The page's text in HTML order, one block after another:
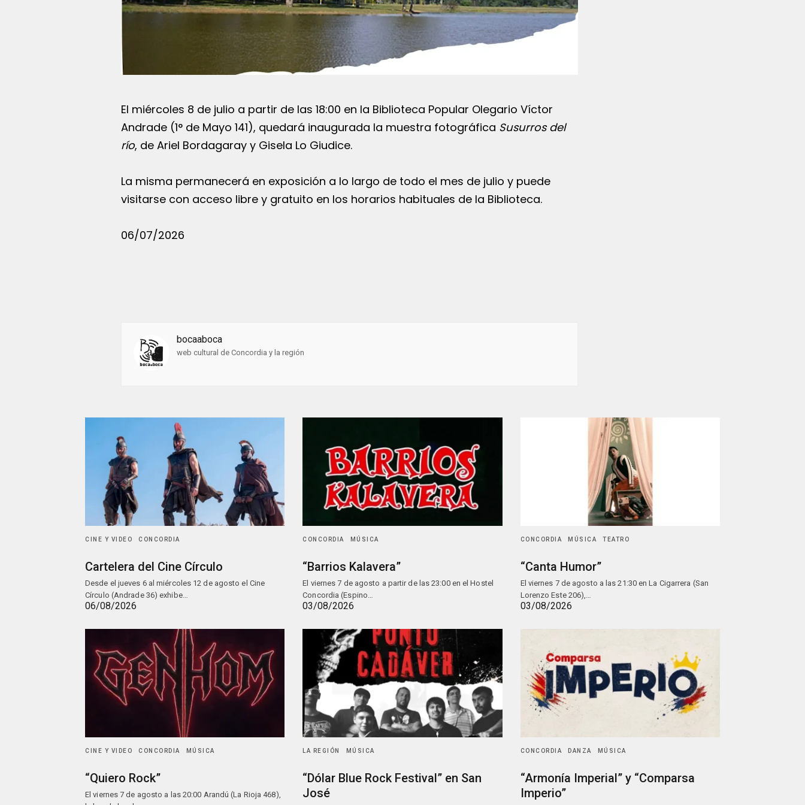
El miércoles 8 de julio a partir de las 18:00 en la Biblioteca Popular Olegario Víctor
Andrade (1° de Mayo 141), quedará inaugurada la muestra fotográfica Susurros del
río, de Ariel Bordagaray y Gisela Lo Giudice.
La misma permanecerá en exposición a lo largo de todo el mes de julio y puede
visitarse con acceso libre y gratuito en los horarios habituales de la Biblioteca.
06/07/2026
bocaaboca
web cultural de Concordia y la región
CINE Y VIDEO CONCORDIA
Cartelera del Cine Círculo
Desde el jueves 6 al miércoles 12 de agosto el Cine
Círculo (Andrade 36) exhibe…
06/08/2026
CONCORDIA MÚSICA
“Barrios Kalavera”
El viernes 7 de agosto a partir de las 23:00 en el Hostel
Concordia (Espino…
03/08/2026
CONCORDIA MÚSICA TEATRO
“Canta Humor”
El viernes 7 de agosto a las 21:30 en La Cigarrera (San
Lorenzo Este 206),…
03/08/2026
CINE Y VIDEO CONCORDIA MÚSICA
“Quiero Rock”
El viernes 7 de agosto a las 20:00 Arandú (La Rioja 468),
LA REGIÓN MÚSICA
“Dólar Blue Rock Festival” en San
José
CONCORDIA DANZA MÚSICA
“Armonía Imperial” y “Comparsa
Imperio”